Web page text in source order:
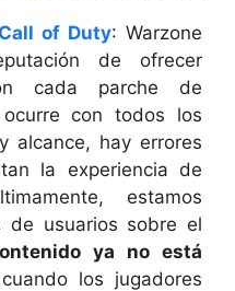
Call of Duty: Warzone
de ofrecer
cada parche de
con todos los
alcance, hay errores
la experiencia de
estamos
de usuarios sobre el
ya no está
los jugadores